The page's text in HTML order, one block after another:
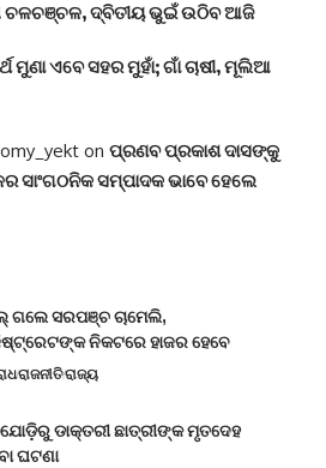
ଚଳଚ‌ଞ୍ଚଳ, ଦ୍ବିତୀୟ ଭୁଇଁ ଉଠିବ ଆଜି
ମୁଣା ଏବେ ସହର ମୁହାଁ; ଗାଁ ଚାଷୀ, ମୂଲିଆ
on ପ୍ରଣବ ପ୍ରକାଶ ଦାସଙ୍କୁ
ସାଂଗଠନିକ ସମ୍ପାଦକ ଭାବେ ହେଲେ
ଗଲେ ସରପଞ୍ଚ ଚାମେଲି,
ନିକଟରେ ହାଜର ହେବେ
ରାଜନୀତିରାଜ୍ୟ
ଡାକ୍ତରୀ ଛାତ୍ରୀଙ୍କ ମୃତଦେହ
ଘଟଣା